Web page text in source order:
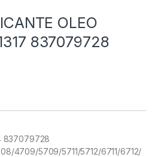
OLEO
837079728
837079728
4709/5709/5711/5712/6711/6712/